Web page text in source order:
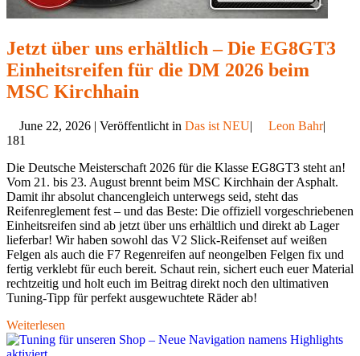
Jetzt über uns erhältlich – Die EG8GT3
Einheitsreifen für die DM 2026 beim
MSC Kirchhain
June 22, 2026 | Veröffentlicht in Das ist NEU| Leon Bahr|
181
Die Deutsche Meisterschaft 2026 für die Klasse EG8GT3 steht an!
Vom 21. bis 23. August brennt beim MSC Kirchhain der Asphalt.
Damit ihr absolut chancengleich unterwegs seid, steht das
Reifenreglement fest – und das Beste: Die offiziell vorgeschriebenen
Einheitsreifen sind ab jetzt über uns erhältlich und direkt ab Lager
lieferbar! Wir haben sowohl das V2 Slick-Reifenset auf weißen
Felgen als auch die F7 Regenreifen auf neongelben Felgen fix und
fertig verklebt für euch bereit. Schaut rein, sichert euch euer Material
rechtzeitig und holt euch im Beitrag direkt noch den ultimativen
Tuning-Tipp für perfekt ausgewuchtete Räder ab!
Weiterlesen